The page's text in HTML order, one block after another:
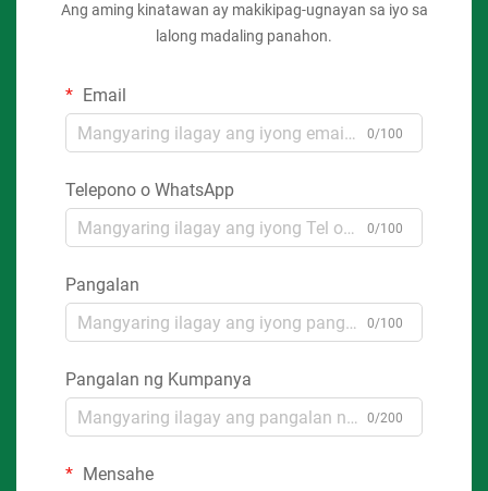
Ang aming kinatawan ay makikipag-ugnayan sa iyo sa
lalong madaling panahon.
Email
0/100
Telepono o WhatsApp
0/100
Pangalan
0/100
Pangalan ng Kumpanya
0/200
Mensahe